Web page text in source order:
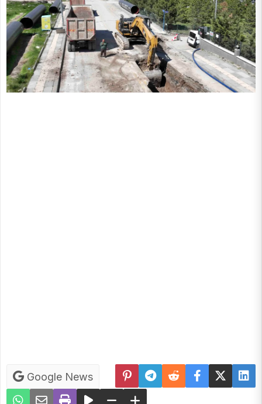
Google News